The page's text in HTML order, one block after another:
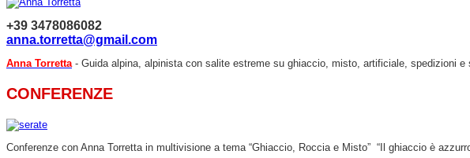
+39 3478086082
anna.torretta@gmail.com
Anna Torretta - Guida alpina, alpinista con salite estreme su ghiaccio, misto, artificiale, spedizioni e
CONFERENZE
Conferenze con Anna Torretta in multivisione a tema “Ghiaccio, Roccia e Misto” “Il ghiaccio è